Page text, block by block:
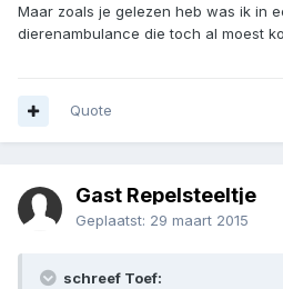
Maar zoals je gelezen heb was ik in
dierenambulance die toch al moest
Quote
Gast Repelsteeltje
Geplaatst: 29 maart 2015
schreef Toef: